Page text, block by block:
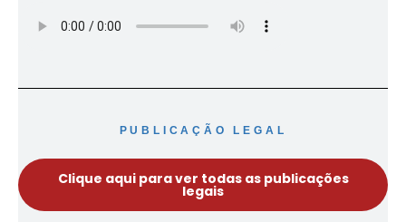
PUBLICAÇÃO LEGAL
Clique aqui para ver todas as publicações
legais